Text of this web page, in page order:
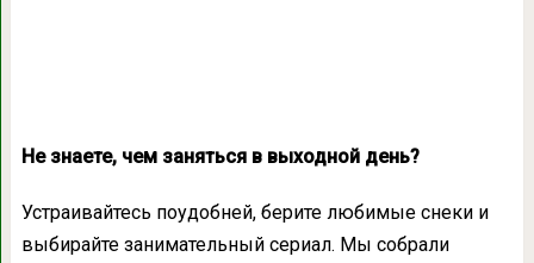
Не знаете, чем заняться в выходной день?
Устраивайтесь поудобней, берите любимые снеки и
выбирайте занимательный сериал. Мы собрали